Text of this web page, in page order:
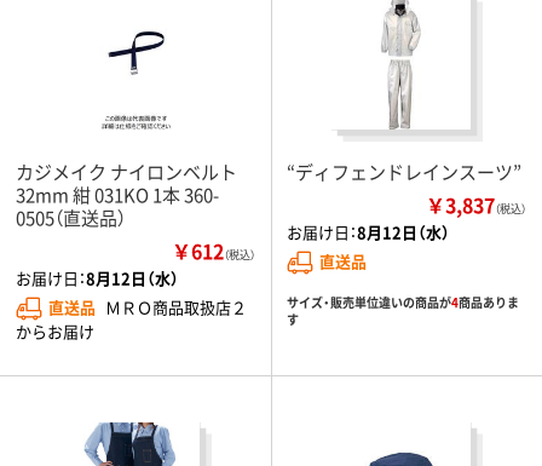
カジメイク ナイロンベルト
32mm 紺 031KO 1本 360-
0505（直送品）
￥612（税込）
お届け日：8月12日（水）
直送品 ＭＲＯ商品取扱店２
からお届け
“ディフェンドレインスーツ”
￥3,837（税込）
お届け日：8月12日（水）
直送品
サイズ・販売単位違いの商品が4商品ありま
す